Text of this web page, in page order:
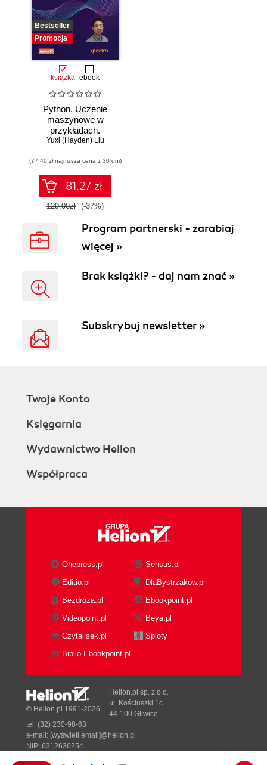
Bestseller
Promocja
książka ebook
Python. Uczenie
maszynowe w
przykładach.
Najlepsze praktyki
zastosowaniach.
Wydanie IV
Yuxi (Hayden) Liu
(77,40 zł najniższa cena z 30 dni)
81.27 zł
129.00zł (-37%)
Program partnerski - zarabiaj
więcej »
Brak książki? - daj nam znać »
Subskrybuj newsletter »
Twoje Konto
Księgarnia
Wydawnictwo Helion
Współpraca
Onepress.pl
Sensus.pl
Editio.pl
DlaBystrzakow.pl
Bezdroza.pl
Ebookpoint.pl
Videopoint.pl
Beya.pl
Czytalisek.pl
Sploty
Biblio.Ebookpoint.pl
© Helion.pl 1991-2026
Helion.pl sp. z o.o.
ul. Kościuszki 1c
44-100 Gliwice
tel. (32) 230-98-63
e-mail: [wyświetl email]@helion.pl
NIP: 6312636254